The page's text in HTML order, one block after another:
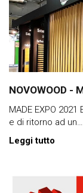
NOVOWOOD -
MADE EXPO
e di ritorno ad un…
Leggi tutto